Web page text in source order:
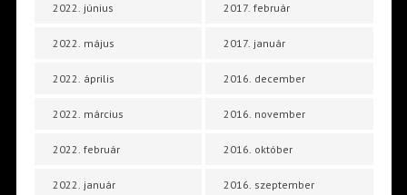
2022. június
2022. május
2022. április
2022. március
2022. február
2022. január
2017. február
2017. január
2016. december
2016. november
2016. október
2016. szeptember